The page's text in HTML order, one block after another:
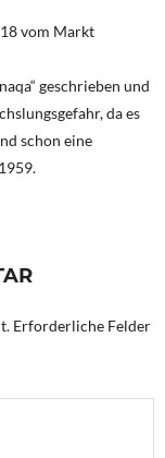
vom Markt
geschrieben und
da es
schon eine
Erforderliche Felder